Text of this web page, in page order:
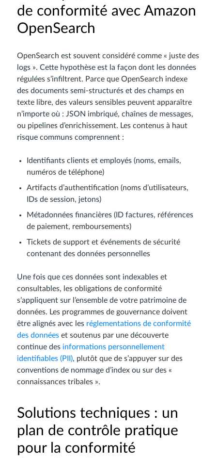
de conformité avec Amazon
OpenSearch
OpenSearch est souvent considéré comme « juste des
logs ». Cette hypothèse est la façon dont les données
régulées s’infiltrent. Parce que OpenSearch indexe
des documents semi-structurés et des champs en
texte libre, des valeurs sensibles peuvent apparaître
n’importe où : JSON imbriqué, chaînes de messages,
ou pipelines d’enrichissement. Les contenus à haut
risque communs comprennent :
Identifiants clients et employés (noms, emails,
numéros de téléphone)
Artifacts d’authentification (noms d’utilisateurs,
IDs de session, jetons)
Métadonnées financières (ID factures, références
de paiement, remboursements)
Tickets de support et événements de sécurité
contenant des données personnelles
Une fois que ces données sont indexables et
consultables, les obligations de conformité
s’appliquent sur l’ensemble de votre patrimoine de
données. Les programmes de gouvernance doivent
être alignés avec les réglementations de conformité
des données et soutenus par une découverte
continue des informations personnellement
identifiables (PII), plutôt que de s’appuyer sur des
conventions de nommage d’index ou sur des «
connaissances tribales ».
Solutions techniques : un
plan de contrôle pratique
pour la conformité